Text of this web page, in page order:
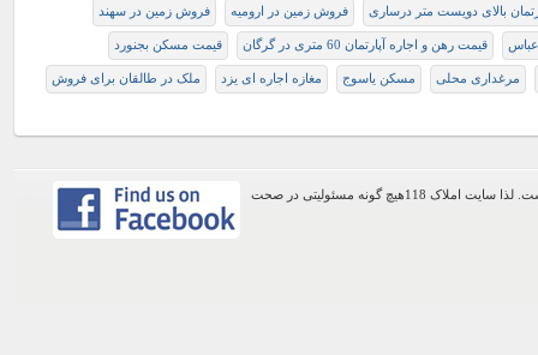
بالای دویست متر درساری فروش زمين در اروميه فروش زمین در سهند
قیمت رهن و اجاره آپارتمان 60 متری در گرگان قیمت مسکن بجنورد
مرغداری محلی مسکن یاسوج مغازه اجاره ای یزد ملک در طالقان برای فروش
اطلاعات موجود در این وب سایت از طریق کاربران عمومی سایت ثبت شده است. لذا سایت املاک 118هیچ گونه مسئولیتی در صحت